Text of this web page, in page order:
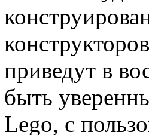
приведут в
быть
Lego, с